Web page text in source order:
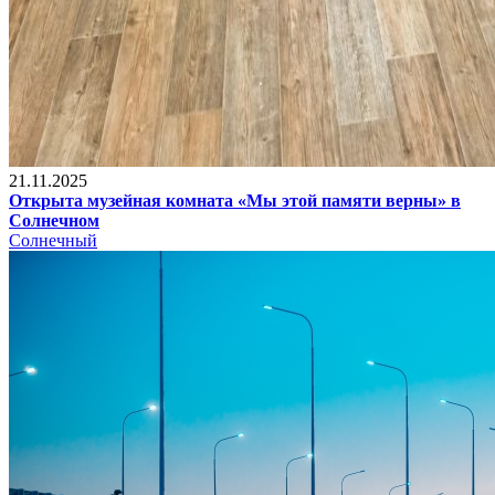
21.11.2025
Открыта музейная комната «Мы этой памяти верны» в
Солнечном
Солнечный